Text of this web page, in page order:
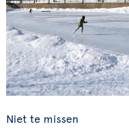
Niet te missen